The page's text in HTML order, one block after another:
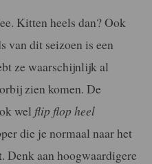
Kitten heels dan? Ook
van dit seizoen is een
ze waarschijnlijk al
zien komen. De
wel flip flop heel
die je normaal naar het
Denk aan hoogwaardigere